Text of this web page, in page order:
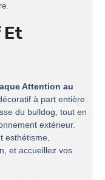
Et
Attention au
à part entière.
du bulldog, tout en
extérieur.
esthétisme,
et accueillez vos